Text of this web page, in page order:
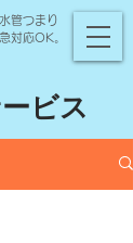
管つまり
対応OK。
ビス